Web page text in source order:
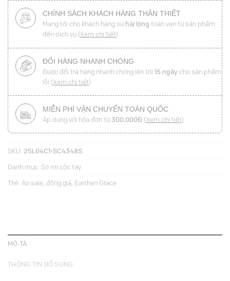
CHÍNH SÁCH KHÁCH HÀNG THÂN THIẾT
Mang tới cho khách hàng sự hài lòng toàn vẹn từ sản phẩm
đến dịch vụ (Xem chi tiết)
ĐỔI HÀNG NHANH CHÓNG
Được đổi trả hàng nhanh chóng lên tới 15 ngày cho sản phẩm
lỗi (Xem chi tiết)
MIỄN PHÍ VẬN CHUYỂN TOÀN QUỐC
Áp dụng với hóa đơn từ 300.000Đ(Xem chi tiết)
SKU: 25L04C1-SC4348S
Danh mục: Sơ mi cộc tay
Thẻ: Áo sale, đồng giá, Earthen Grace
MÔ TẢ
THÔNG TIN BỔ SUNG